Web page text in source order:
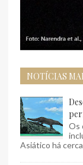
NOTÍCIAS
Os
Asiático há